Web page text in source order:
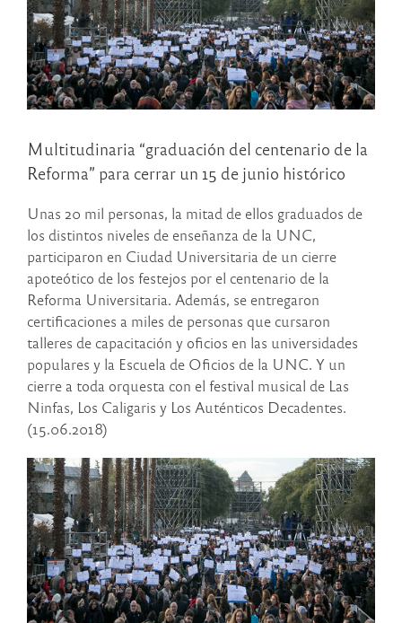
Multitudinaria “graduación del centenario de la
Reforma” para cerrar un 15 de junio histórico
Unas 20 mil personas, la mitad de ellos graduados de
los distintos niveles de enseñanza de la UNC,
participaron en Ciudad Universitaria de un cierre
apoteótico de los festejos por el centenario de la
Reforma Universitaria. Además, se entregaron
certificaciones a miles de personas que cursaron
talleres de capacitación y oficios en las universidades
populares y la Escuela de Oficios de la UNC. Y un
cierre a toda orquesta con el festival musical de Las
Ninfas, Los Caligaris y Los Auténticos Decadentes.
(15.06.2018)